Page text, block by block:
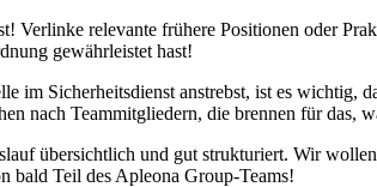
Verlinke relevante frühere Positionen oder
gewährleistet hast!
im Sicherheitsdienst anstrebst, ist es wichtig,
nach Teammitgliedern, die brennen für das,
übersichtlich und gut strukturiert. Wir
bald Teil des Apleona Group-Teams!